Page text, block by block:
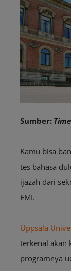
Sumber:
Kamu bisa
tes bahasa
ijazah dari
EMI.
Uppsala
terkenal akan
programnya